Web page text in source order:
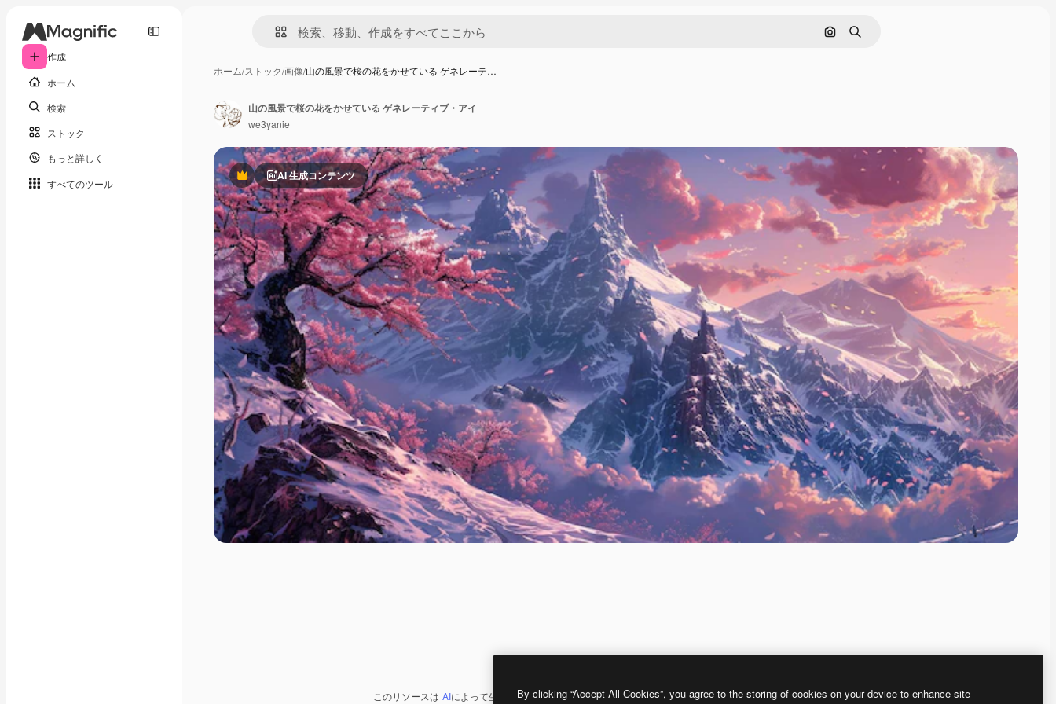
作成
ホーム
検索
ストック
もっと詳しく
すべてのツール
画像で検索
検索
ホーム/ストック/画像/山の風景で桜の花をかせている ゲネレーテ…
PremiumAI 生成コンテンツ
このリソースは AIによって生成されたものです。 AI画像生成ツールを使うと、あなた独自の画像を作成できます。
山の風景で桜の花をかせている ゲネレーティブ・アイ
we3yanie
By clicking “Accept All Cookies”, you agree to the storing of cookies on your device to enhance site